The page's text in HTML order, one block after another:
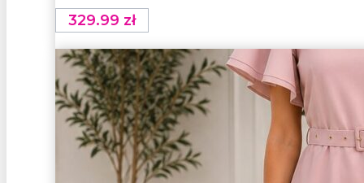
329.99 zł